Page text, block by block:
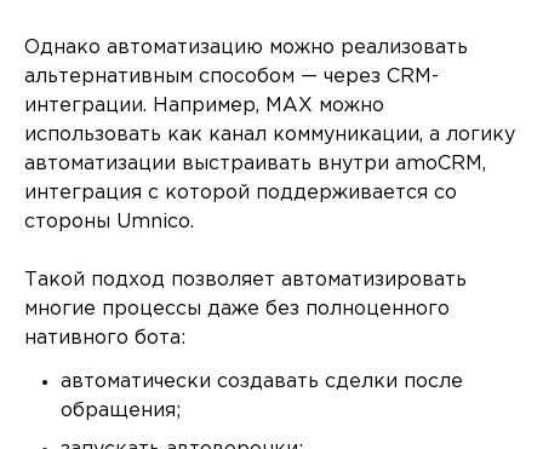
Однако автоматизацию можно реализовать
альтернативным способом — через CRM-
интеграции. Например, MAX можно
использовать как канал коммуникации, а логику
автоматизации выстраивать внутри amoCRM,
интеграция с которой поддерживается со
стороны Umnico.
Такой подход позволяет автоматизировать
многие процессы даже без полноценного
нативного бота:
автоматически создавать сделки после
обращения;